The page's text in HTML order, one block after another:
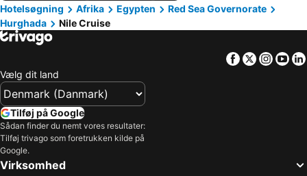
Hotelsøgning
Afrika Egypten
Red Sea Governorate
Hurghada
Nile Cruise
Facebook
Twitter
Vælg dit land
Tilføj på Google
Sådan finder du nemt vores resultater:
Tilføj trivago som foretrukken kilde på
Google.
Virksomhed